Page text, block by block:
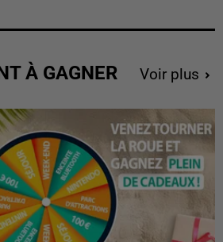
À GAGNER Voir plus